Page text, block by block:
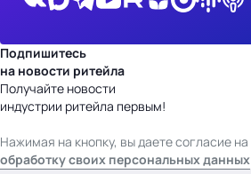
Подпишитесь
на новости ритейла
Получайте новости
индустрии ритейла первым!
Нажимая на кнопку, вы даете согласие на
обработку своих персональных данных